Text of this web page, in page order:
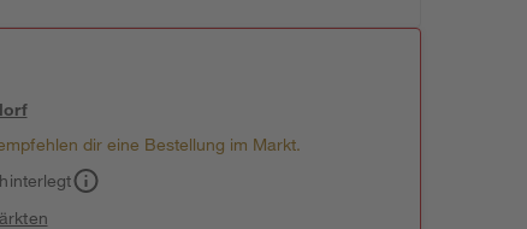
dir eine Bestellung im Markt.